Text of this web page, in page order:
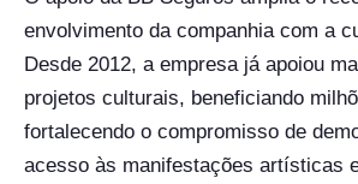
envolvimento da companhia com a
Desde 2012, a empresa já apoiou
projetos culturais, beneficiando
fortalecendo o compromisso de
acesso às manifestações artísticas